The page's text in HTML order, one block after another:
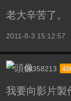
老大辛苦了。
2011-8-3 15:12:57
89358213
我要向影片